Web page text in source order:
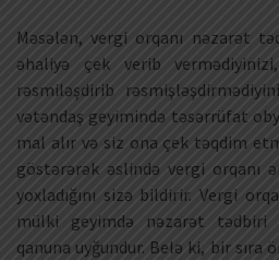
Məsələn, vergi orqanı nəzarət
əhaliyə çek verib vermədiyinizi,
rəsmiləşdirib
vətəndaş geyimində təsərrüfat
mal alır və siz ona çek təqdim
göstərərək əslində vergi orqanı
yoxladığını sizə bildirir. Vergi
mülki geyimdə nəzarət tədbiri
qanuna uyğundur. Belə ki, bir